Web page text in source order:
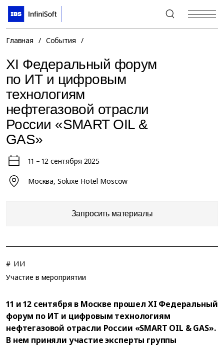
+7 (495) 967-80-80
Главная / События /
XI Федеральный форум
по ИТ и цифровым
технологиям
нефтегазовой отрасли
России «SMART OIL &
GAS»
11 – 12 сентября 2025
Москва, Soluxe Hotel Moscow
Запросить материалы
# ИИ
Участие в мероприятии
11 и 12 сентября в Москве прошел XI Федеральный
форум по ИТ и цифровым технологиям
нефтегазовой отрасли России «SMART OIL & GAS».
В нем приняли участие эксперты группы